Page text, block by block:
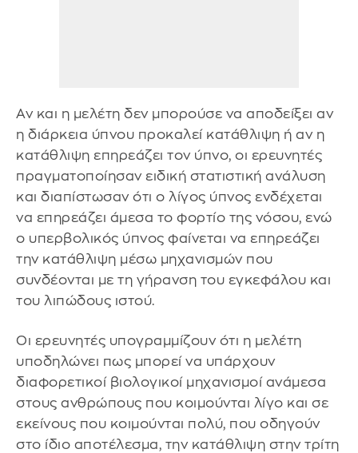
Αν και η μελέτη δεν μπορούσε να αποδείξει αν
η διάρκεια ύπνου προκαλεί κατάθλιψη ή αν η
κατάθλιψη επηρεάζει τον ύπνο, οι ερευνητές
πραγματοποίησαν ειδική στατιστική ανάλυση
και διαπίστωσαν ότι ο λίγος ύπνος ενδέχεται
να επηρεάζει άμεσα το φορτίο της νόσου, ενώ
ο υπερβολικός ύπνος φαίνεται να επηρεάζει
την κατάθλιψη μέσω μηχανισμών που
συνδέονται με τη γήρανση του εγκεφάλου και
του λιπώδους ιστού.
Οι ερευνητές υπογραμμίζουν ότι η μελέτη
υποδηλώνει πως μπορεί να υπάρχουν
διαφορετικοί βιολογικοί μηχανισμοί ανάμεσα
στους ανθρώπους που κοιμούνται λίγο και σε
εκείνους που κοιμούνται πολύ, που οδηγούν
στο ίδιο αποτέλεσμα, την κατάθλιψη στην τρίτη